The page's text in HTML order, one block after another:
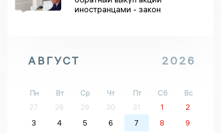
иностранцами - закон
АВГУСТ 2026
Пн Вт Ср Чт Пт Сб
Вс
27
28 29 30 31 1
2
3
4 5 6 7 8
9